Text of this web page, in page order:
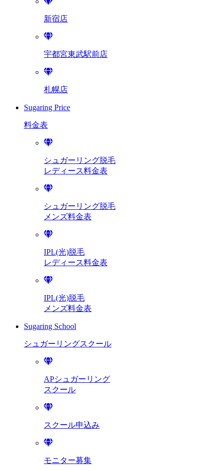
新宿店
宇都宮東武駅前店
札幌店
Sugaring Price
料金表
シュガーリング脱毛
レディース料金表
シュガーリング脱毛
メンズ料金表
IPL(光)脱毛
レディース料金表
IPL(光)脱毛
メンズ料金表
Sugaring School
シュガーリングスクール
APシュガーリング
スクール
スクール申込み
モニター募集